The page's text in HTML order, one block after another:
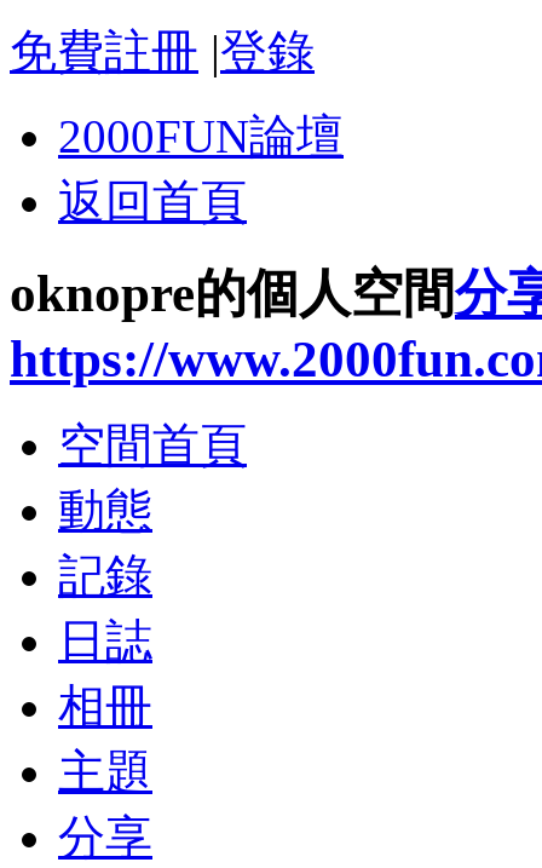
免費註冊 |登錄
2000FUN論壇
返回首頁
oknopre的個人空間分
https://
空間首頁
動態
記錄
日誌
相冊
主題
分享